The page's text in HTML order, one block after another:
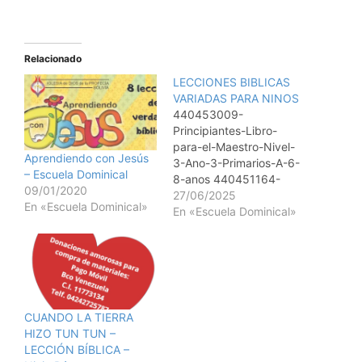
Relacionado
Aprendiendo con Jesús
– Escuela Dominical
09/01/2020
En «Escuela Dominical»
LECCIONES BIBLICAS
VARIADAS PARA NINOS
440453009-
Principiantes-Libro-
para-el-Maestro-Nivel-
3-Ano-3-Primarios-A-6-
8-anos 440451164-
Parvulos-menores-libro-
del-alumno-Nivel-1-Ano-
27/06/2025
En «Escuela Dominical»
CUANDO LA TIERRA
HIZO TUN TUN –
LECCIÓN BÍBLICA –